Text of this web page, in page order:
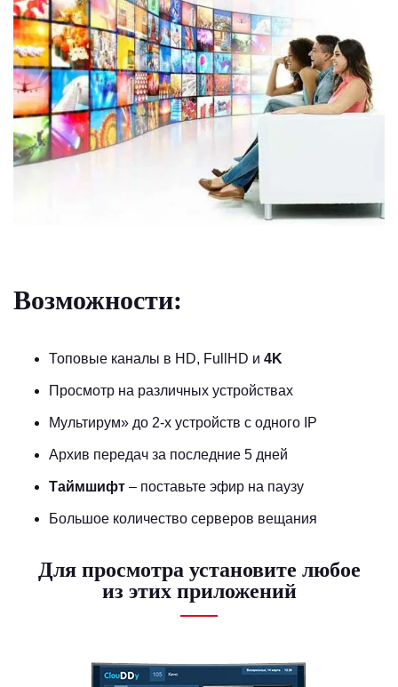
Возможности:
Топовые каналы в HD, FullHD и 4K
Просмотр на различных устройствах
Мультирум» до 2-х устройств с одного IP
Архив передач за последние 5 дней
Таймшифт – поставьте эфир на паузу
Большое количество серверов вещания
Для просмотра установите любое
из этих приложений